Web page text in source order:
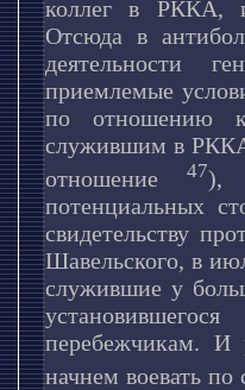
коллег в РККА, и
Отсюда в
деятельности
приемлемые
по отношению
служившим в
отношение 47),
потенциальных
свидетельству
Шавельского, в
служившие у
перебежчикам. И
начнем воевать по